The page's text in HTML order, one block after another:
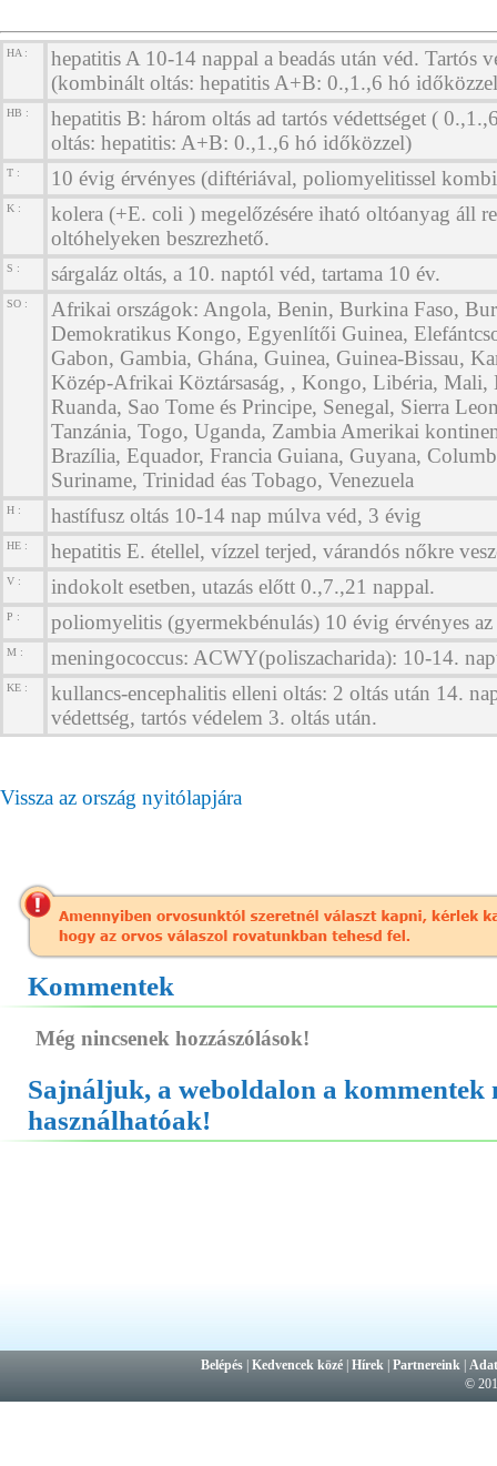
HA :
hepatitis A 10-14 nappal a beadás után véd. Tartós
(kombinált oltás: hepatitis A+B: 0.,1.,6 hó
HB :
hepatitis B: három oltás ad tartós védettséget (
oltás: hepatitis: A+B: 0.,1.,6 hó időközzel)
T : 10 évig érvényes (diftériával, poliomyelitissel
K :
kolera (+E. coli ) megelőzésére iható oltóanyag áll
oltóhelyeken beszrezhető.
S : sárgaláz oltás, a 10. naptól véd, tartama 10 év.
SO :
Afrikai országok: Angola, Benin, Burkina Faso,
Demokratikus Kongo, Egyenlítői Guinea,
Gabon, Gambia, Ghána, Guinea, Guinea-Bissau,
Közép-Afrikai Köztársaság, , Kongo, Libéria, Mali,
Ruanda, Sao Tome és Principe, Senegal, Sierra
Tanzánia, Togo, Uganda, Zambia Amerikai
Brazília, Equador, Francia Guiana, Guyana,
Suriname, Trinidad éas Tobago, Venezuela
H : hastífusz oltás 10-14 nap múlva véd, 3 évig
HE : hepatitis E. étellel, vízzel terjed, várandós nőkre
V : indokolt esetben, utazás előtt 0.,7.,21 nappal.
P : poliomyelitis (gyermekbénulás) 10 évig érvényes az
M : meningococcus: ACWY(poliszacharida): 10-14.
KE :
kullancs-encephalitis elleni oltás: 2 oltás után 14.
védettség, tartós védelem 3. oltás után.
Vissza az ország nyitólapjára
Kommentek
Még nincsenek hozzászólások!
Sajnáljuk, a weboldalon a kommentek
használhatóak!
Belépés |Kedvencek közé |Hírek |Partnereink |
©